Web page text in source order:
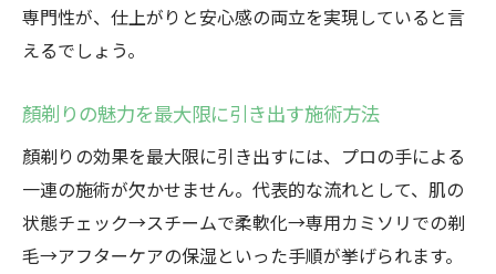
肌の透明感を高める顏剃り活用術
理容室の顏剃りで美肌を叶える秘訣を伝授
施術後のスキンケアで顏剃り効果を持続さ
せる方法
レディースシェービングで化粧ノリを良く
するコツ
専門性が、仕上がりと安心感の両立を実現していると言
えるでしょう。
顏剃りの魅力を最大限に引き出す施術方法
顏剃りの効果を最大限に引き出すには、プロの手による
一連の施術が欠かせません。代表的な流れとして、肌の
状態チェック→スチームで柔軟化→専用カミソリでの剃
毛→アフターケアの保湿といった手順が挙げられます。